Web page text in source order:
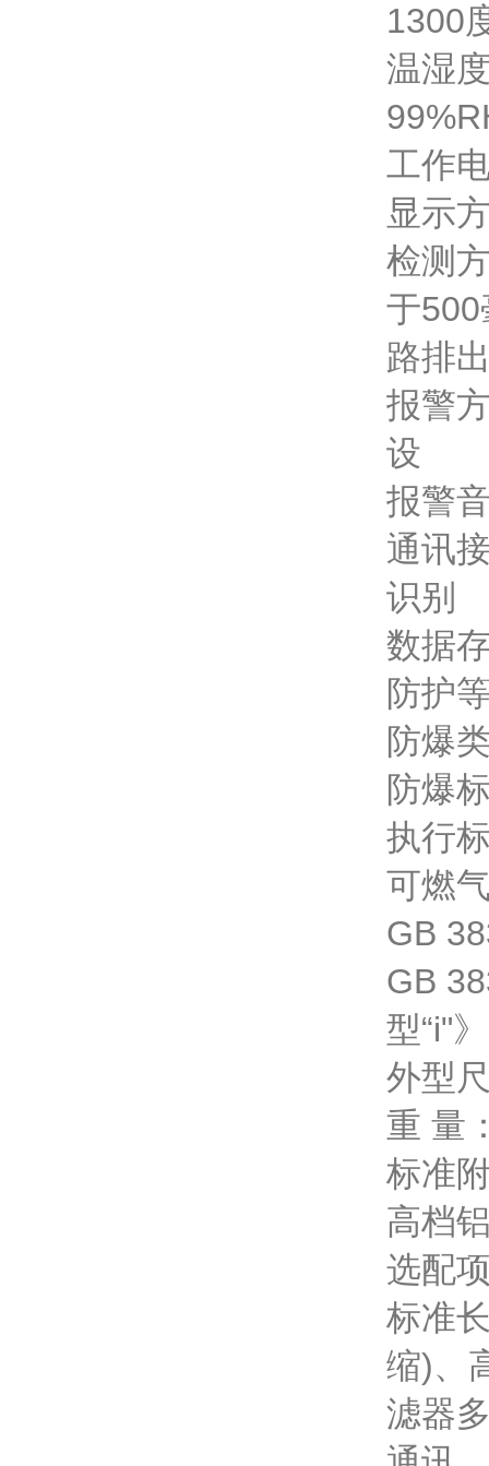
1300
温湿
工作
显示
检测
于500
路排
报警
设
报警
通讯
识别
数据
防护
防爆
防爆
执行
可燃
GB
GB
型“i"》
外型
重 量
标准
高档
选配
标准
缩)、
滤器